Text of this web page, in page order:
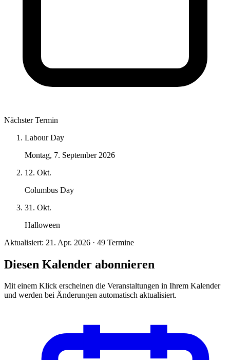
Nächster Termin
Labour Day
Montag, 7. September 2026
12. Okt.
Columbus Day
31. Okt.
Halloween
Aktualisiert: 21. Apr. 2026 · 49 Termine
Diesen Kalender abonnieren
Mit einem Klick erscheinen die Veranstaltungen in Ihrem Kalender
und werden bei Änderungen automatisch aktualisiert.